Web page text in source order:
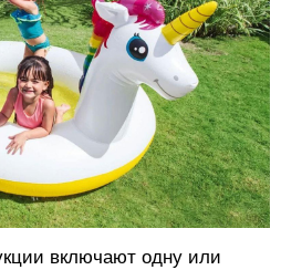
включают одну или